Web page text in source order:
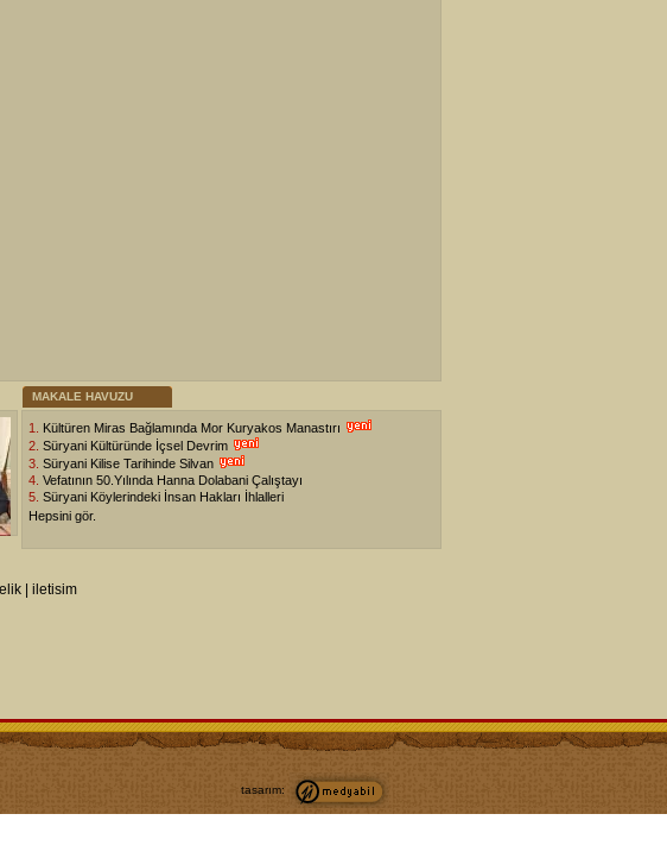
MAKALE HAVUZU
1. Kültüren Miras Bağlamında Mor Kuryakos Manastırı
2. Süryani Kültüründe İçsel Devrim
3. Süryani Kilise Tarihinde Silvan
4. Vefatının 50.Yılında Hanna Dolabani Çalıştayı
5. Süryani Köylerindeki İnsan Hakları İhlalleri
Hepsini gör.
iletisim
tasarım: